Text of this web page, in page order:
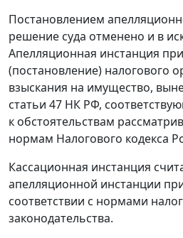
Постановлением
решение суда отменено и в
Апелляционная инстанция
(постановление) налогового
взыскания на имущество,
статьи 47 НК РФ,
к обстоятельствам
нормам Налогового кодекса
Кассационная инстанция
апелляционной инстанции
соответствии с нормами
законодательства.